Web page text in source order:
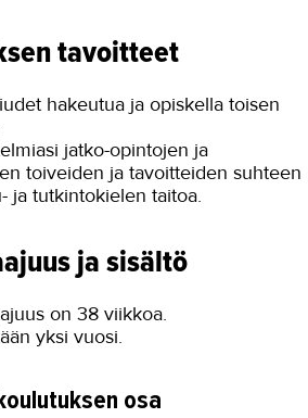
tavoitteet
hakeutua ja opiskella toisen
jatko-opintojen ja
toiveiden ja tavoitteiden suhteen
ja tutkintokielen taitoa.
ja sisältö
on 38 viikkoa.
yksi vuosi.
osa